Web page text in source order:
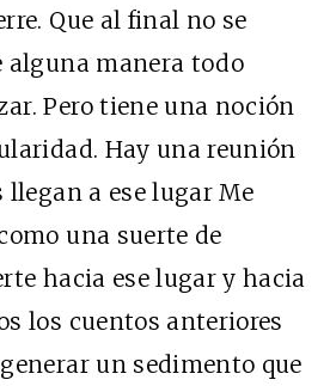
Que al final no se
alguna manera todo
Pero tiene una noción
Hay una reunión
llegan a ese lugar Me
una suerte de
hacia ese lugar y hacia
los cuentos anteriores
un sedimento que